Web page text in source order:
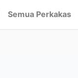
Semua Perkakas